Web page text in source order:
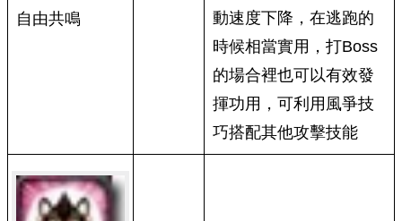
自由共鳴
動速度下降，在逃跑的
時候相當實用，打Boss
的場合裡也可以有效發
揮功用，可利用風爭技
巧搭配其他攻擊技能